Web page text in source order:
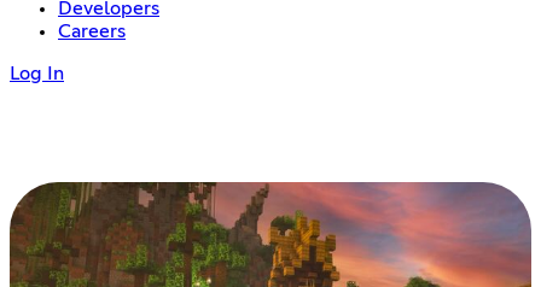
Developers
Careers
Log In